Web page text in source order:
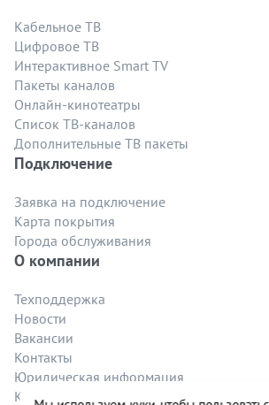
Кабельное ТВ
Цифровое ТВ
Интерактивное Smart TV
Пакеты каналов
Онлайн-кинотеатры
Список ТВ-каналов
Дополнительные ТВ пакеты
Подключение
Заявка на подключение
Карта покрытия
Города обслуживания
О компании
Техподдержка
Новости
Вакансии
Контакты
Юридическая информация
Карта сайта